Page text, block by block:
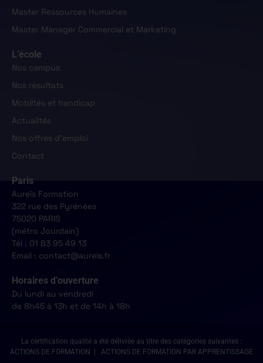
Master Ressources Humaines
Master Manager Commercial et Marketing
L’école
Nos campus
Nos résultats
Mobiltés et handicap
Actualités
Nos offres d'emploi
Contact
Paris
Aureïs Formation
322 rue des Pyrénées
75020 PARIS
(métro Jourdain)
Tél : 01 83 95 49 13
Email : contact@aureis.fr
Horaires d’ouverture
Du lundi au vendredi
de 8h45 à 13h et de 14h à 18h
La certification qualité a été délivrée au titre des catégories suivantes :
ACTIONS DE FORMATION | ACTIONS DE FORMATION PAR APPRENTISSAGE